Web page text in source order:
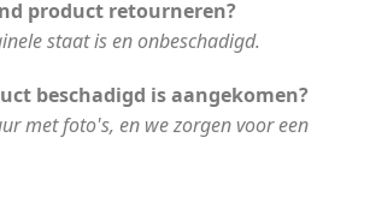
product retourneren?
staat is en onbeschadigd.
beschadigd is aangekomen?
met foto's, en we zorgen voor een